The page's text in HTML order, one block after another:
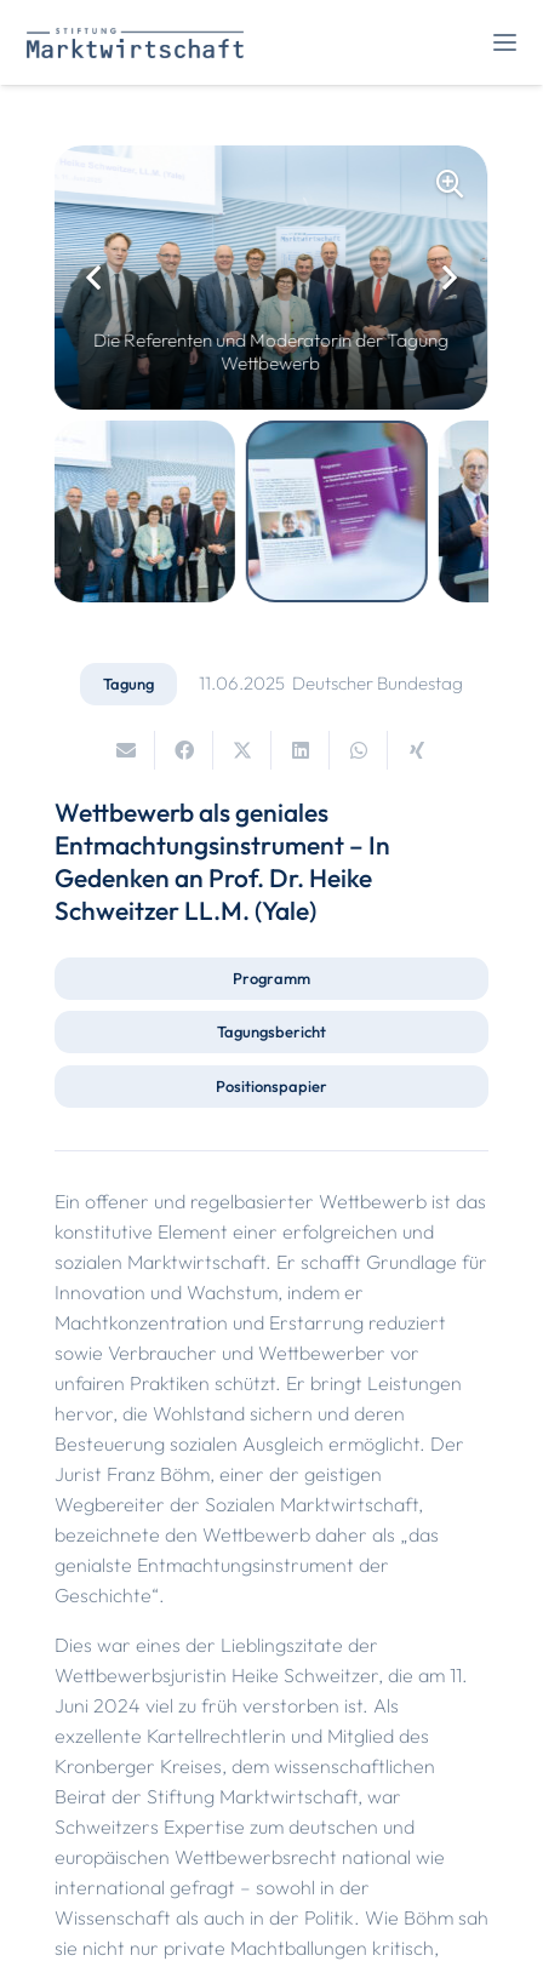
Die Referenten und Moderatorin der Tagung
Wettbewerb
Tagung 11.06.2025 Deutscher Bundestag
Wettbewerb als geniales
Entmachtungsinstrument – In
Gedenken an Prof. Dr. Heike
Schweitzer LL.M. (Yale)
Programm
Tagungsbericht
Positionspapier
Ein offener und regelbasierter Wettbewerb ist das
konstitutive Element einer erfolgreichen und
sozialen Marktwirtschaft. Er schafft Grundlage für
Innovation und Wachstum, indem er
Machtkonzentration und Erstarrung reduziert
sowie Verbraucher und Wettbewerber vor
unfairen Praktiken schützt. Er bringt Leistungen
hervor, die Wohlstand sichern und deren
Besteuerung sozialen Ausgleich ermöglicht. Der
Jurist Franz Böhm, einer der geistigen
Wegbereiter der Sozialen Marktwirtschaft,
bezeichnete den Wettbewerb daher als „das
genialste Entmachtungsinstrument der
Geschichte“.
Dies war eines der Lieblingszitate der
Wettbewerbsjuristin Heike Schweitzer, die am 11.
Juni 2024 viel zu früh verstorben ist. Als
exzellente Kartellrechtlerin und Mitglied des
Kronberger Kreises, dem wissenschaftlichen
Beirat der Stiftung Marktwirtschaft, war
Schweitzers Expertise zum deutschen und
europäischen Wettbewerbsrecht national wie
international gefragt – sowohl in der
Wissenschaft als auch in der Politik. Wie Böhm sah
sie nicht nur private Machtballungen kritisch,